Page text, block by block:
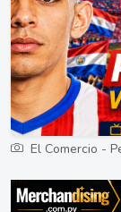
El Comercio -